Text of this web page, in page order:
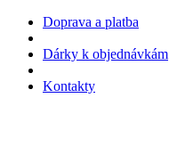
Doprava a platba
Dárky k objednávkám
Kontakty